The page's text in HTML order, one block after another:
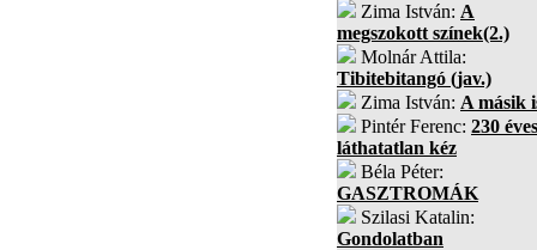
Zima István: A
megszokott színek(2.)
Molnár Attila:
Tibitebitangó (jav.)
Zima István: A másik
Pintér Ferenc: 230
láthatatlan kéz
Béla Péter:
GASZTROMÁK
Szilasi Katalin:
Gondolatban